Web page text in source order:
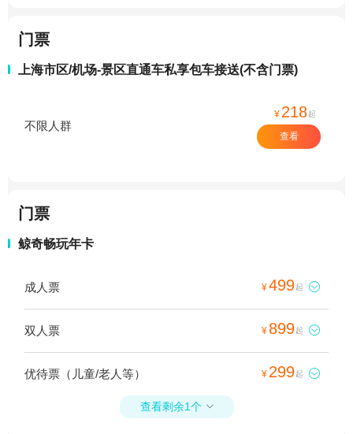
门票
上海市区/机场-景区直通车私享包车接送(不含门票)
不限人群
¥ 218起
查看
门票
鲸奇畅玩年卡
成人票 ¥499起 
双人票 ¥ 899起 
优待票（儿童/老人等） ¥ 299起 
查看剩余1个 